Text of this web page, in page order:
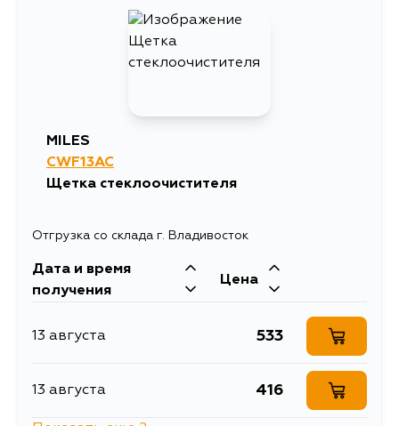
MILES
CWF13AC
Щетка стеклоочистителя
Отгрузка со склада г. Владивосток
Дата и время
получения
Цена
13 августа 533
13 августа 416